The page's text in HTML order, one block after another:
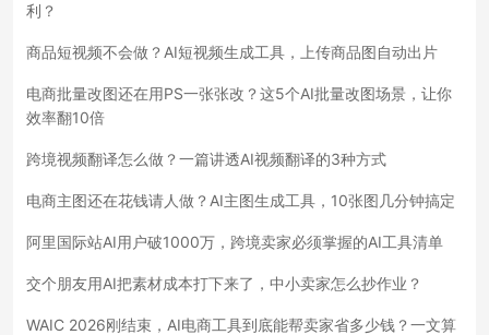
利？
商品短视频不会做？AI短视频生成工具，上传商品图自动出片
电商批量改图还在用PS一张张改？这5个AI批量改图场景，让你
效率翻10倍
跨境视频翻译怎么做？一篇讲透AI视频翻译的3种方式
电商主图还在花钱请人做？AI主图生成工具，10张图几分钟搞定
阿里国际站AI用户破1000万，跨境卖家必须掌握的AI工具清单
交个朋友用AI把素材成本打下来了，中小卖家怎么抄作业？
WAIC 2026刚结束，AI电商工具到底能帮卖家省多少钱？一文算